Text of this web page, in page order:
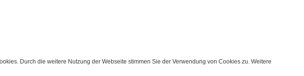
Durch die weitere Nutzung der Webseite stimmen Sie der Verwendung von Cookies zu. Weitere